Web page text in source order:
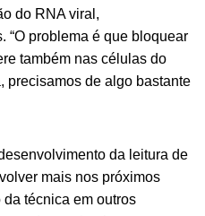
do RNA viral,
“O problema é que bloquear
também nas células do
precisamos de algo bastante
da leitura de
mais nos próximos
técnica em outros